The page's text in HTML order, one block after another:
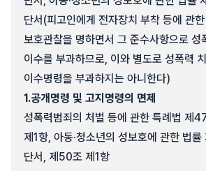
단서(피고인에게 전자장치 부착 등에 관
보호관찰을 명하면서 그 준수사항으로 성
이수를 부과하므로, 이와 별도로 성폭력
이수명령을 부과하지는 아니한다)
1.공개명령 및 고지명령의 면제
성폭력범죄의 처벌 등에 관한 특례법 제
제1항, 아동·청소년의 성보호에 관한 법
단서, 제50조 제1항